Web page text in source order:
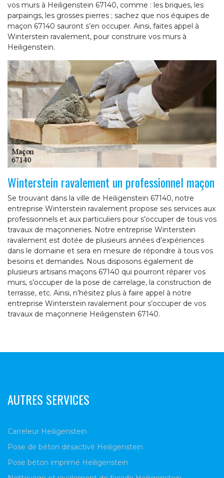
vos murs à Heiligenstein 67140, comme : les briques, les
parpaings, les grosses pierres ; sachez que nos équipes de
maçon 67140 sauront s’en occuper. Ainsi, faites appel à
Winterstein ravalement, pour construire vos murs à
Heiligenstein.
Winterstein ravalement un professionnel maçon
Se trouvant dans la ville de Heiligenstein 67140, notre
entreprise Winterstein ravalement propose ses services aux
professionnels et aux particuliers pour s’occuper de tous vos
travaux de maçonneries. Notre entreprise Winterstein
ravalement est dotée de plusieurs années d’expériences
dans le domaine et sera en mesure de répondre à tous vos
besoins et demandes. Nous disposons également de
plusieurs artisans maçons 67140 qui pourront réparer vos
murs, s’occuper de la pose de carrelage, la construction de
terrasse, etc. Ainsi, n’hésitez plus à faire appel à notre
entreprise Winterstein ravalement pour s’occuper de vos
travaux de maçonnerie Heiligenstein 67140.
AUTRES SERVICES
Carreleur Heiligenstein
Pose de béton désactivé Heiligenstein
Pose béton imprimé Heiligenstein